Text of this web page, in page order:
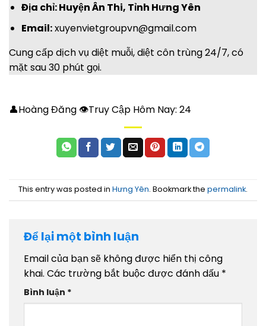
Địa chỉ: Huyện Ân Thi, Tỉnh Hưng Yên
Email:xuyenvietgroupvn@gmail.com
Cung cấp dịch vụ diệt muỗi, diệt côn trùng 24/7, có
mặt sau 30 phút gọi.
👤Hoàng Đăng 👁Truy Cập Hôm Nay: 24
This entry was posted in Hưng Yên. Bookmark the permalink.
Để lại một bình luận
Email của bạn sẽ không được hiển thị công
khai. Các trường bắt buộc được đánh dấu *
Bình luận *